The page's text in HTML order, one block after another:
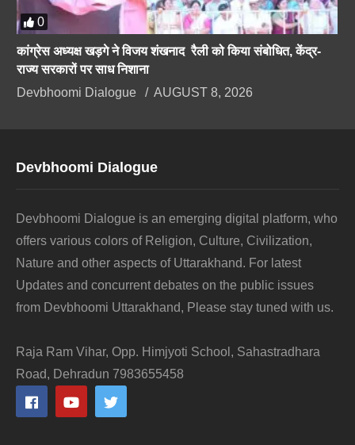
0
कांग्रेस अध्यक्ष खड़गे ने विजय शंखनाद रैली को किया संबोधित, केंद्र-
राज्य सरकारों पर साध निशाना
Devbhoomi Dialogue
AUGUST 8, 2026
Devbhoomi Dialogue
Devbhoomi Dialogue is an emerging digital platform, who
offers various colors of Religion, Culture, Civilization,
Nature and other aspects of Uttarakhand. For latest
Updates and concurrent debates on the public issues
from Devbhoomi Uttarakhand, Please stay tuned with us.
Raja Ram Vihar, Opp. Himjyoti School, Sahastradhara
Road, Dehradun 7983655458